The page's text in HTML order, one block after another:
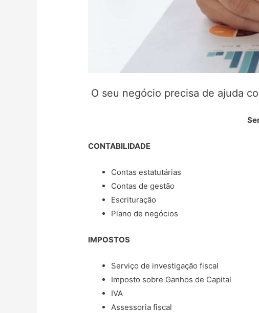
O seu negócio precisa de ajuda
CONTABILIDADE
Contas estatutárias
Contas de gestão
Escrituração
Plano de negócios
IMPOSTOS
Serviço de investigação fiscal
Imposto sobre Ganhos de Capital
IVA
Assessoria fiscal